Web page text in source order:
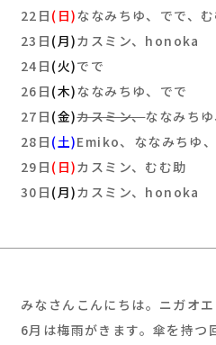
22日 (日)ななみちゆ、でで、
23日 (月)カスミン、honoka
24日 (火)でで
26日 (木)ななみちゆ、でで
27日 (金)カスミン、ななみち
28日 (土)Emiko、ななみちゆ
29日 (日)カスミン、むむ助
30日 (月)カスミン、honoka
みなさんこんにちは。ニガオエ
6月は梅雨がきます。傘を持つ